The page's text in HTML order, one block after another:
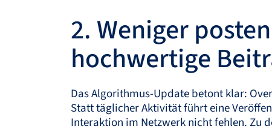
2. Weniger
hochwertige
Das Algorithmus-Update betont klar:
Statt täglicher Aktivität führt eine
Interaktion im Netzwerk nicht fehlen. Zu